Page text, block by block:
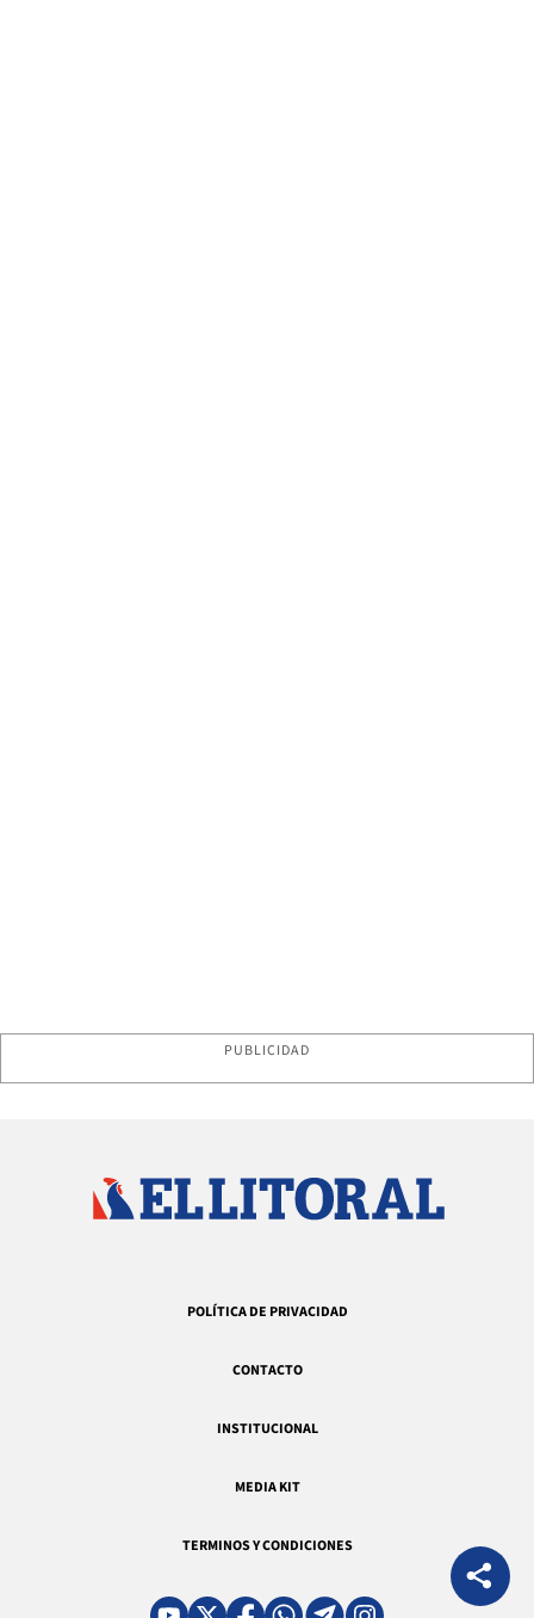
PUBLICIDAD
POLÍTICA DE PRIVACIDAD
CONTACTO
INSTITUCIONAL
MEDIA KIT
TERMINOS Y CONDICIONES